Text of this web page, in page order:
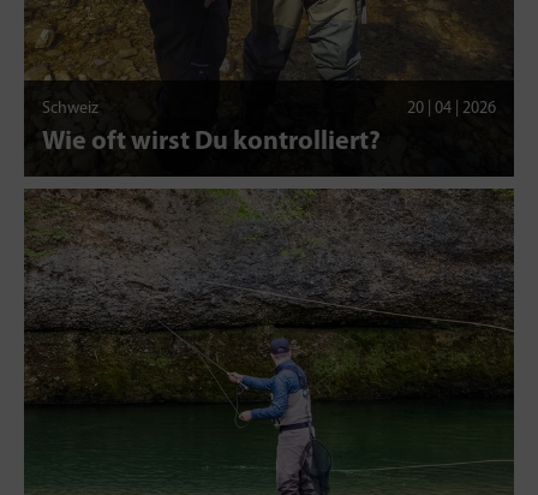
Schweiz 20 | 04 | 2026
Wie oft wirst Du kontrolliert?